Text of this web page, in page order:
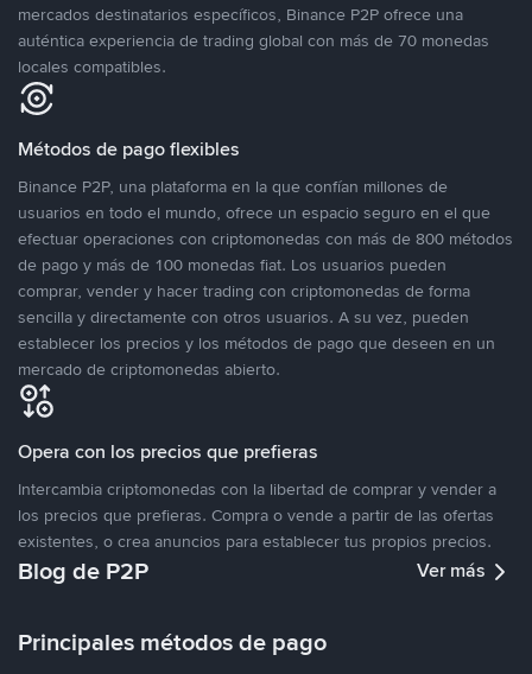
mercados destinatarios específicos, Binance P2P ofrece una
auténtica experiencia de trading global con más de 70 monedas
locales compatibles.
Métodos de pago flexibles
Binance P2P, una plataforma en la que confían millones de
usuarios en todo el mundo, ofrece un espacio seguro en el que
efectuar operaciones con criptomonedas con más de 800 métodos
de pago y más de 100 monedas fiat. Los usuarios pueden
comprar, vender y hacer trading con criptomonedas de forma
sencilla y directamente con otros usuarios. A su vez, pueden
establecer los precios y los métodos de pago que deseen en un
mercado de criptomonedas abierto.
Opera con los precios que prefieras
Intercambia criptomonedas con la libertad de comprar y vender a
los precios que prefieras. Compra o vende a partir de las ofertas
existentes, o crea anuncios para establecer tus propios precios.
Blog de P2P Ver más
Principales métodos de pago